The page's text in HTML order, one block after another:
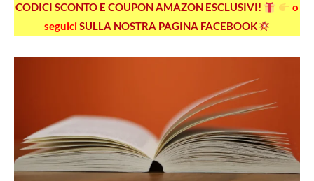
CODICI SCONTO E COUPON AMAZON ESCLUSIVI!
o
seguiciSULLA NOSTRA PAGINA FACEBOOK